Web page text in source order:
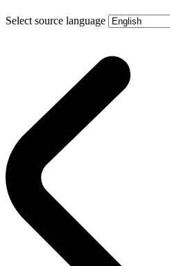
Select source language